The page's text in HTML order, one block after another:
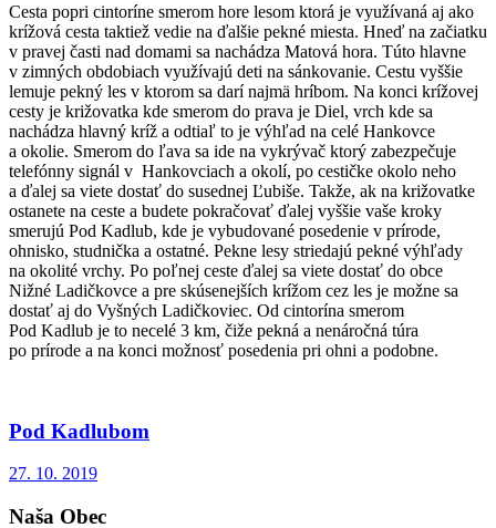
Cesta popri cintoríne smerom hore lesom ktorá je využívaná aj ako
krížová cesta taktiež vedie na ďalšie pekné miesta. Hneď na začiatku
v pravej časti nad domami sa nachádza Matová hora. Túto hlavne
v zimných obdobiach využívajú deti na sánkovanie. Cestu vyššie
lemuje pekný les v ktorom sa darí najmä hríbom. Na konci krížovej
cesty je križovatka kde smerom do prava je Diel, vrch kde sa
nachádza hlavný kríž a odtiaľ to je výhľad na celé Hankovce
a okolie. Smerom do ľava sa ide na vykrývač ktorý zabezpečuje
telefónny signál v Hankovciach a okolí, po cestičke okolo neho
a ďalej sa viete dostať do susednej Ľubiše. Takže, ak na križovatke
ostanete na ceste a budete pokračovať ďalej vyššie vaše kroky
smerujú Pod Kadlub, kde je vybudované posedenie v prírode,
ohnisko, studnička a ostatné. Pekne lesy striedajú pekné výhľady
na okolité vrchy. Po poľnej ceste ďalej sa viete dostať do obce
Nižné Ladičkovce a pre skúsenejších krížom cez les je možne sa
dostať aj do Vyšných Ladičkoviec. Od cintorína smerom
Pod Kadlub je to necelé 3 km, čiže pekná a nenáročná túra
po prírode a na konci možnosť posedenia pri ohni a podobne.
Pod Kadlubom
27. 10. 2019
Naša Obec